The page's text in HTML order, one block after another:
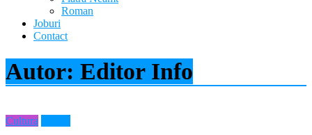
Roman
Joburi
Contact
Autor: Editor Info
Cultura